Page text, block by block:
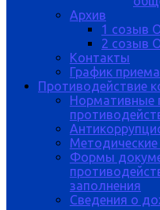
Архив
1 созыв
2 созыв
Контакты
График
Противодействие
Нормативные
Формы
заполнения
Сведения о